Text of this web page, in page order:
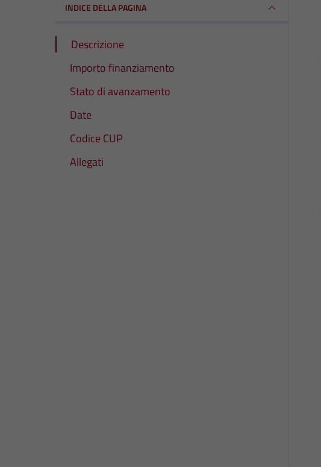
INDICE DELLA PAGINA
Descrizione
Importo finanziamento
Stato di avanzamento
Date
Codice CUP
Allegati